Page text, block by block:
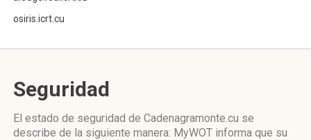
osiris.icrt.cu
Seguridad
El estado de seguridad de Cadenagramonte.cu se
describe de la siguiente manera: MyWOT informa que su